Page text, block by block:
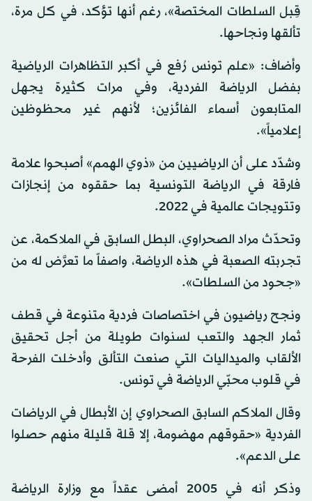
قِبل السلطات المختصة»، رغم أنها تؤكد، في كل مرة،
تألقها ونجاحها.
وأضاف: «علم تونس رُفع في أكبر التظاهرات الرياضية
بفضل الرياضة الفردية، وفي مرات كثيرة يجهل
المتابعون أسماء الفائزين؛ لأنهم غير محظوظين
إعلامياً».
وشدّد على أن الرياضيين من «ذوي الهمم» أصبحوا علامة
فارقة في الرياضة التونسية بما حققوه من إنجازات
وتتويجات عالمية في 2022.
وتحدّث مراد الصحراوي، البطل السابق في الملاكمة، عن
تجربته الصعبة في هذه الرياضة، واصفاً ما تعرَّض له من
«جحود من السلطات».
ونجح رياضيون في اختصاصات فردية متنوعة في قطف
ثمار الجهد والتعب لسنوات طويلة من أجل تحقيق
الألقاب والميداليات التي صنعت التألق وأدخلت الفرحة
في قلوب محبّي الرياضة في تونس.
وقال الملاكم السابق الصحراوي إن الأبطال في الرياضات
الفردية «حقوقهم مهضومة، إلا قلة قليلة منهم حصلوا
على الدعم».
وذكر أنه في 2005 أمضى عقداً مع وزارة الرياضة